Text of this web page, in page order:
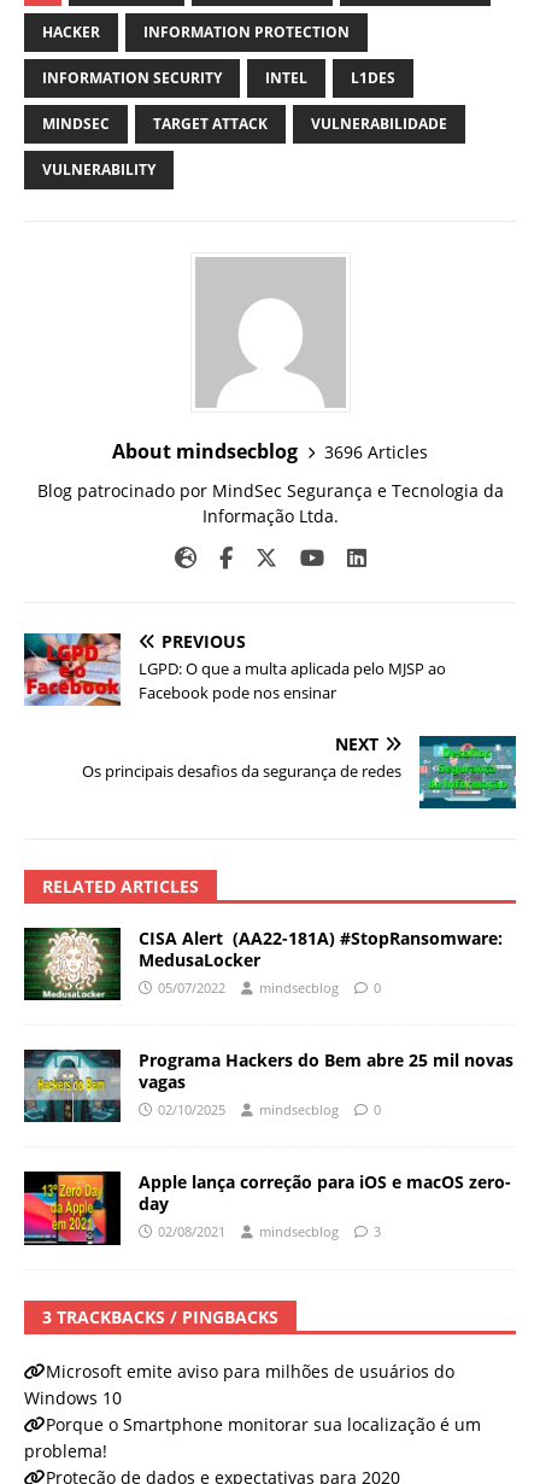
HACKER INFORMATION PROTECTION
INFORMATION SECURITY INTEL L1DES
MINDSEC TARGET ATTACK VULNERABILIDADE
VULNERABILITY
About mindsecblog
3696 Articles
Blog patrocinado por MindSec Segurança e Tecnologia da
Informação Ltda.
PREVIOUS
LGPD: O que a multa aplicada pelo MJSP ao
Facebook pode nos ensinar
NEXT
Os principais desafios da segurança de redes
RELATED ARTICLES
CISA Alert (AA22-181A) #StopRansomware:
MedusaLocker
05/07/2022 mindsecblog 0
Programa Hackers do Bem abre 25 mil novas
vagas
02/10/2025 mindsecblog 0
Apple lança correção para iOS e macOS zero-
day
02/08/2021 mindsecblog 3
3 TRACKBACKS / PINGBACKS
Microsoft emite aviso para milhões de usuários do
Windows 10
Porque o Smartphone monitorar sua localização é um
problema!
Proteção de dados e expectativas para 2020